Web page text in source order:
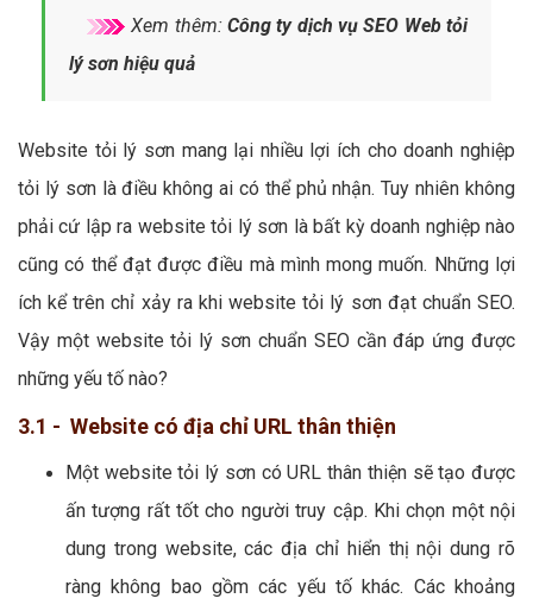
Xem thêm: Công ty dịch vụ SEO Web tỏi
lý sơn hiệu quả
Website tỏi lý sơn mang lại nhiều lợi ích cho doanh nghiệp
tỏi lý sơn là điều không ai có thể phủ nhận. Tuy nhiên không
phải cứ lập ra website tỏi lý sơn là bất kỳ doanh nghiệp nào
cũng có thể đạt được điều mà mình mong muốn. Những lợi
ích kể trên chỉ xảy ra khi website tỏi lý sơn đạt chuẩn SEO.
Vậy một website tỏi lý sơn chuẩn SEO cần đáp ứng được
những yếu tố nào?
3.1 - Website có địa chỉ URL thân thiện
Một website tỏi lý sơn có URL thân thiện sẽ tạo được
ấn tượng rất tốt cho người truy cập. Khi chọn một nội
dung trong website, các địa chỉ hiển thị nội dung rõ
ràng không bao gồm các yếu tố khác. Các khoảng